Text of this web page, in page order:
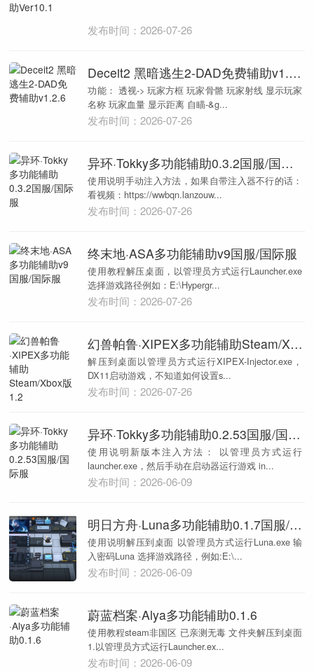
发布时间：2026-07-26
Deceit2 黑暗逃生2-DAD免费辅助v1.2.6
功能： 透视-> 玩家方框 玩家骨骼 玩家射线 显示玩家
名称 玩家血量 显示距离 自瞄-&g...
发布时间：2026-07-26
异环·Tokky多功能辅助0.3.2国服/国际服
使用说明手动注入方法，如果自带注入器不行的话：
看视频：https://wwbqn.lanzouw...
发布时间：2026-07-26
终末地·ASA多功能辅助v9国服/国际服
使用教程解压桌面，以管理员方式运行Launcher.exe
选择游戏路径例如：E:\Hypergr...
发布时间：2026-07-26
幻兽帕鲁·XIPEX多功能辅助Steam/Xbox版1.2
解压到桌面以管理员方式运行XIPEX-Injector.exe，
DX11启动游戏，不知道如何设置s...
发布时间：2026-07-26
异环·Tokky多功能辅助0.2.53国服/国际服
使用说明新版本注入方法： 以管理员方式运行
launcher.exe，然后手动在启动器运行游戏 in...
发布时间：2026-06-09
明日方舟·Luna多功能辅助0.1.7国服/B服
使用说明解压到桌面 以管理员方式运行Luna.exe 输
入密码Luna 选择游戏路径，例如:E:\...
发布时间：2026-06-09
蔚蓝档案·Alya多功能辅助0.1.6
使用教程steam非国区 已亲测无毒 文件夹解压到桌面
1.以管理员方式运行Launcher.ex...
发布时间：2026-06-09